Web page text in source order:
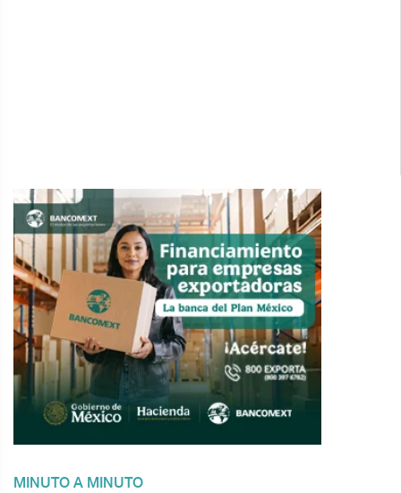
MINUTO A MINUTO